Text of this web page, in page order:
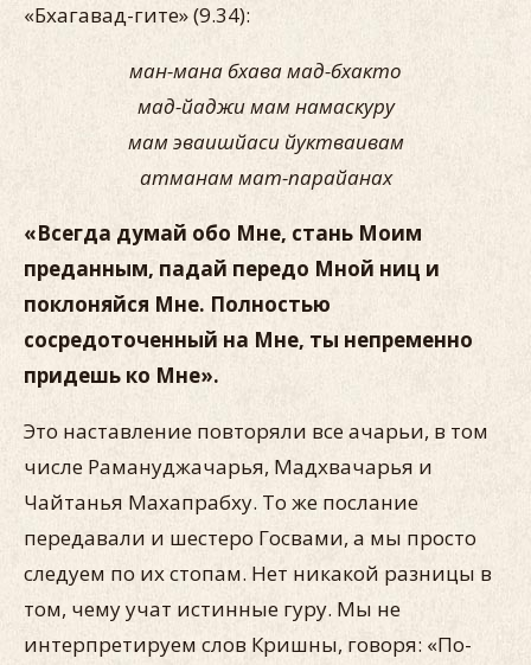
«Бхагавад-гите» (9.34):
ман-мана бхава мад-бхакто
мад-йаджи мам намаскуру
мам эваишйаси йуктваивам
атманам мат-парайанах
«Всегда думай обо Мне, стань Моим
преданным, падай передо Мной ниц и
поклоняйся Мне. Полностью
сосредоточенный на Мне, ты непременно
придешь ко Мне».
Это наставление повторяли все ачарьи, в том
числе Рамануджачарья, Мадхвачарья и
Чайтанья Махапрабху. То же послание
передавали и шестеро Госвами, а мы просто
следуем по их стопам. Нет никакой разницы в
том, чему учат истинные гуру. Мы не
интерпретируем слов Кришны, говоря: «По-